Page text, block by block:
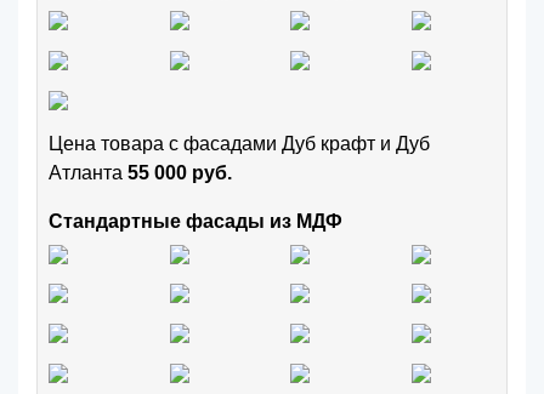
Цена товара с фасадами Дуб крафт и Дуб
Атланта 55 000 руб.
Стандартные фасады из МДФ